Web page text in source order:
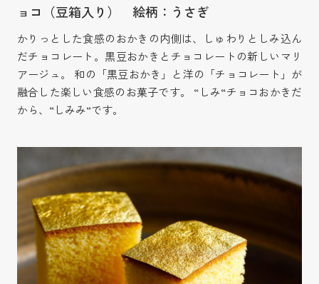
ョコ（豆箱入り） 絵柄：うさぎ
かりっとした食感のおかきの内側は、しゅわりとしみ込ん
だチョコレート。黒豆おかきとチョコレートの新しいマリ
アージュ。 和の「黒豆おかき」と洋の「チョコレート」が
融合した楽しい食感のお菓子です。 “しみ“チョコおかきだ
から、“しみみ“です。